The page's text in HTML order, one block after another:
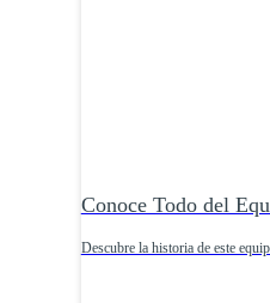
Conoce Todo del
Descubre la historia de este